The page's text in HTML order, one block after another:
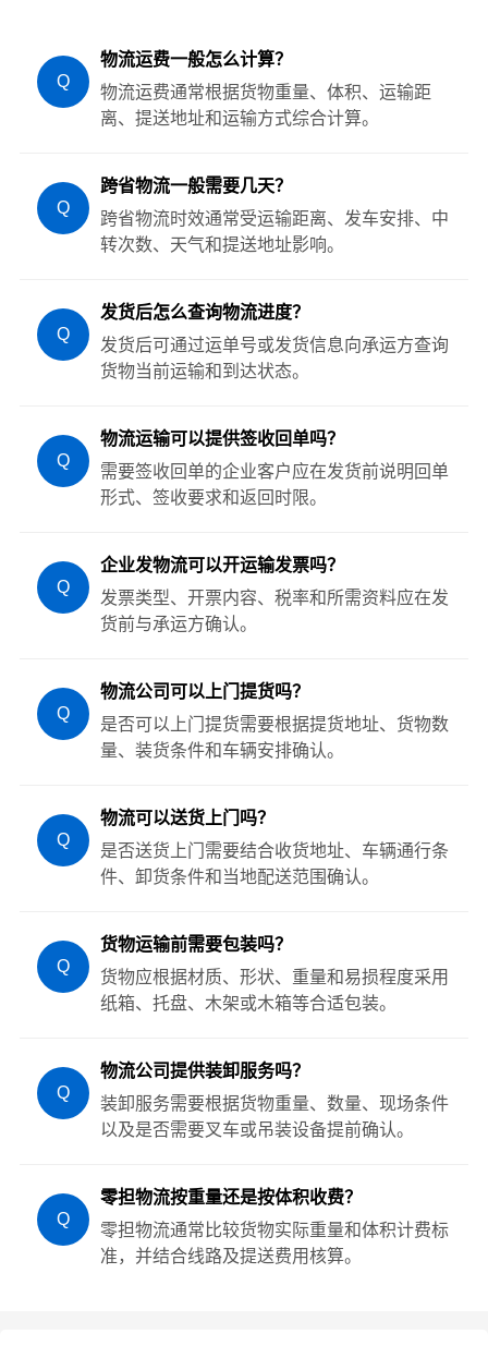
Q
物流运费一般怎么计算？
物流运费通常根据货物重量、体积、运输距
离、提送地址和运输方式综合计算。
Q
跨省物流一般需要几天？
跨省物流时效通常受运输距离、发车安排、中
转次数、天气和提送地址影响。
Q
发货后怎么查询物流进度？
发货后可通过运单号或发货信息向承运方查询
货物当前运输和到达状态。
Q
物流运输可以提供签收回单吗？
需要签收回单的企业客户应在发货前说明回单
形式、签收要求和返回时限。
Q
企业发物流可以开运输发票吗？
发票类型、开票内容、税率和所需资料应在发
货前与承运方确认。
Q
物流公司可以上门提货吗？
是否可以上门提货需要根据提货地址、货物数
量、装货条件和车辆安排确认。
Q
物流可以送货上门吗？
是否送货上门需要结合收货地址、车辆通行条
件、卸货条件和当地配送范围确认。
Q
货物运输前需要包装吗？
货物应根据材质、形状、重量和易损程度采用
纸箱、托盘、木架或木箱等合适包装。
Q
物流公司提供装卸服务吗？
装卸服务需要根据货物重量、数量、现场条件
以及是否需要叉车或吊装设备提前确认。
Q
零担物流按重量还是按体积收费？
零担物流通常比较货物实际重量和体积计费标
准，并结合线路及提送费用核算。